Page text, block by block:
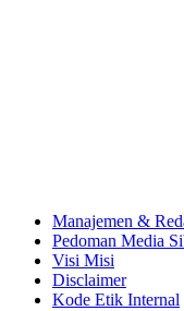
Manajemen &
Pedoman Media
Visi Misi
Disclaimer
Kode Etik Internal